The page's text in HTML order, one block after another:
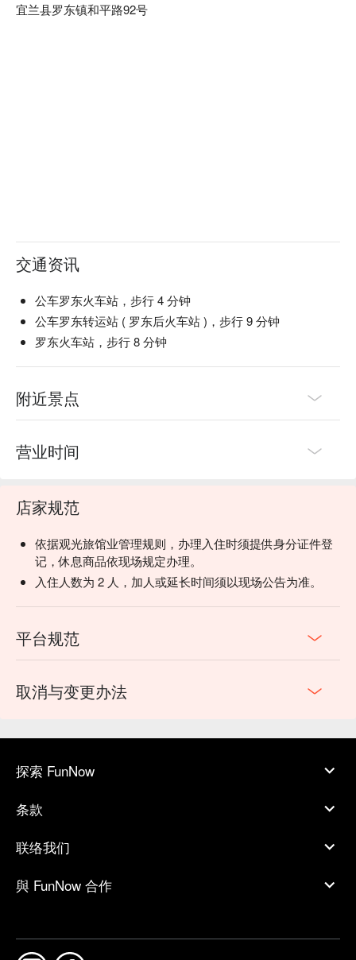
宜兰县罗东镇和平路92号
交通资讯
公车罗东火车站，步行 4 分钟
公车罗东转运站 ( 罗东后火车站 )，步行 9 分钟
罗东火车站，步行 8 分钟
附近景点
营业时间
店家规范
依据观光旅馆业管理规则，办理入住时须提供身分证件登
记，休息商品依现场规定办理。
入住人数为 2 人，加人或延长时间须以现场公告为准。
平台规范
取消与变更办法
探索 FunNow
条款
联络我们
與 FunNow 合作